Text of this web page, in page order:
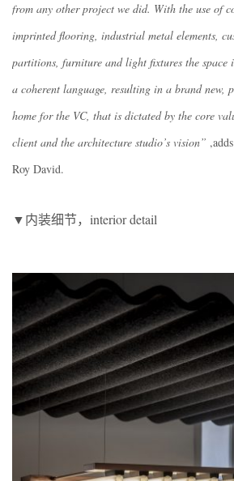
from any other project we did. With the use of
imprinted flooring, industrial metal elements,
partitions, furniture and light fixtures the space
a coherent language, resulting in a brand new,
home for the VC, that is dictated by the core
client and the architecture studio’s vision”
Roy David.
▼内装细节，interior detail